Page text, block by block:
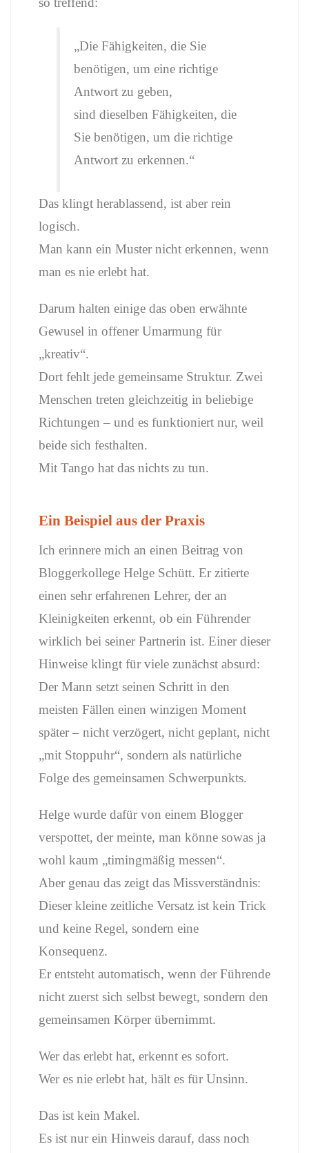
„Die Fähigkeiten, die Sie
benötigen, um eine richtige
Antwort zu geben,
sind dieselben Fähigkeiten, die
Sie benötigen, um die richtige
Antwort zu erkennen.“
Das klingt herablassend, ist aber rein
logisch.
Man kann ein Muster nicht erkennen, wenn
man es nie erlebt hat.
Darum halten einige das oben erwähnte
Gewusel in offener Umarmung für
„kreativ“.
Dort fehlt jede gemeinsame Struktur. Zwei
Menschen treten gleichzeitig in beliebige
Richtungen – und es funktioniert nur, weil
beide sich festhalten.
Mit Tango hat das nichts zu tun.
Ein Beispiel aus der Praxis
Ich erinnere mich an einen Beitrag von
Bloggerkollege Helge Schütt. Er zitierte
einen sehr erfahrenen Lehrer, der an
Kleinigkeiten erkennt, ob ein Führender
wirklich bei seiner Partnerin ist. Einer dieser
Hinweise klingt für viele zunächst absurd:
Der Mann setzt seinen Schritt in den
meisten Fällen einen winzigen Moment
später – nicht verzögert, nicht geplant, nicht
„mit Stoppuhr“, sondern als natürliche
Folge des gemeinsamen Schwerpunkts.
Helge wurde dafür von einem Blogger
verspottet, der meinte, man könne sowas ja
wohl kaum „timingmäßig messen“.
Aber genau das zeigt das Missverständnis:
Dieser kleine zeitliche Versatz ist kein Trick
und keine Regel, sondern eine
Konsequenz.
Er entsteht automatisch, wenn der Führende
nicht zuerst sich selbst bewegt, sondern den
gemeinsamen Körper übernimmt.
Wer das erlebt hat, erkennt es sofort.
Wer es nie erlebt hat, hält es für Unsinn.
Das ist kein Makel.
Es ist nur ein Hinweis darauf, dass noch